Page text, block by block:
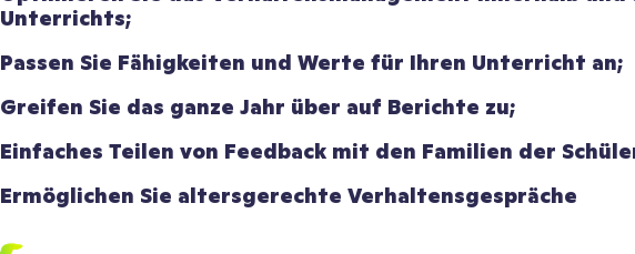
Unterrichts;
Passen Sie Fähigkeiten und Werte für Ihren Unterricht an;
Greifen Sie das ganze Jahr über auf Berichte zu;
Einfaches Teilen von Feedback mit den Familien der
Ermöglichen Sie altersgerechte Verhaltensgespräche